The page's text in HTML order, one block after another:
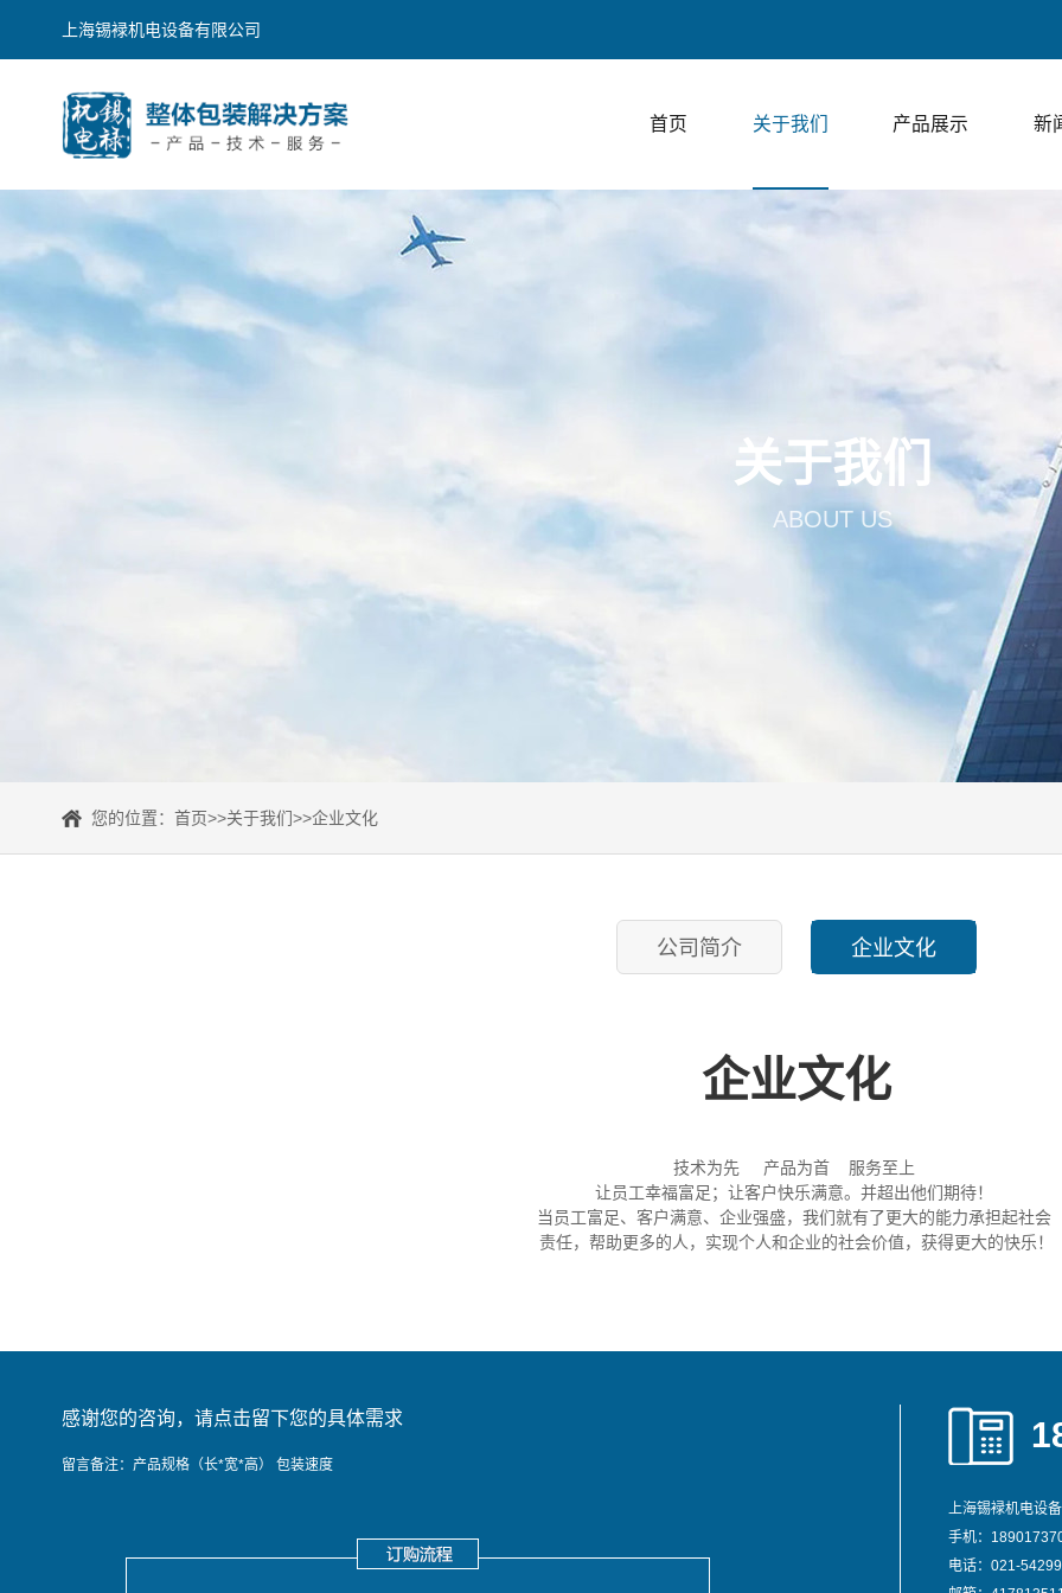
上海锡䘵机电设备有限公司
首页 关于我们 产品展示 新
关于我们
ABOUT US
您的位置： 首页>>关于我们>>企业文化
公司简介 企业文化
企业文化
技术为先 产品为首 服务至上
让员工幸福富足；让客户快乐满意。并超出他们期待！
当员工富足、客户满意、企业强盛，我们就有了更大的能力承担起社会
责任，帮助更多的人，实现个人和企业的社会价值，获得更大的快乐！
感谢您的咨询，请点击留下您的具体需求
留言备注：产品规格（长*宽*高） 包装速度
上海锡䘵机电设
手机：
电话：021-